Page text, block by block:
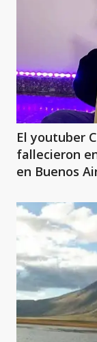
El youtuber
fallecieron
en Buenos